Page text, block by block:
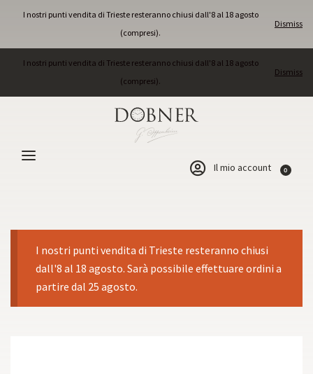
I nostri punti vendita di Trieste resteranno chiusi dall'8 al 18 agosto
(compresi).
Dismiss
I nostri punti vendita di Trieste resteranno chiusi dall'8 al 18 agosto
(compresi).
Dismiss
Il mio account 0
I nostri punti vendita di Trieste resteranno chiusi
dall'8 al 18 agosto. Sarà possibile effettuare ordini a
partire dal 25 agosto.